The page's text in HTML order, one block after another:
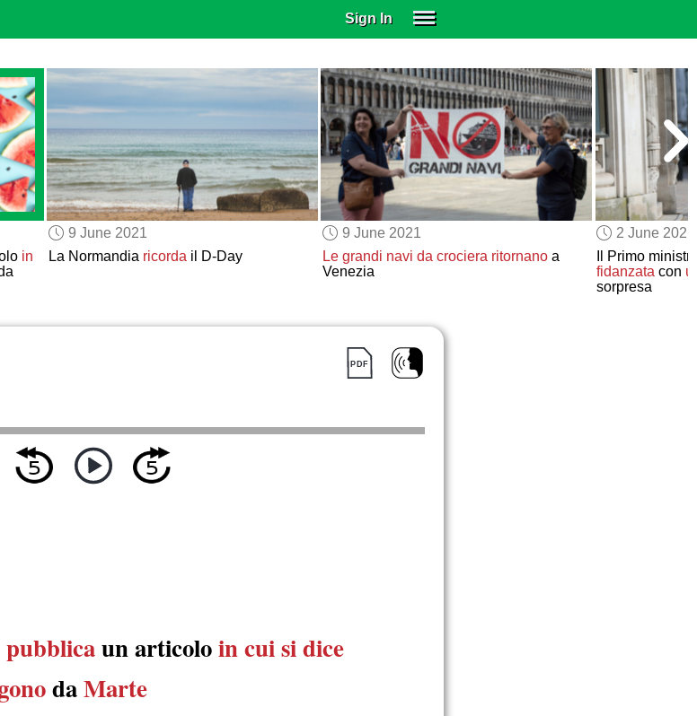
Sign In
SUBSCRIBE
EDUCATIONAL LICENSES
GIFT CARDS
OTHER LANGUAGES
ABOUT US
ALEXA
ADJUST COLORS
in
9 June 2021
La Normandia ricordail D-Day
9 June 2021
Le grandi navi da crociera ritornanoa
Venezia
2 June 2021
Il Primo
fidanzata con
sorpresa
pubblicaun articoloin cui si dice
daMarte